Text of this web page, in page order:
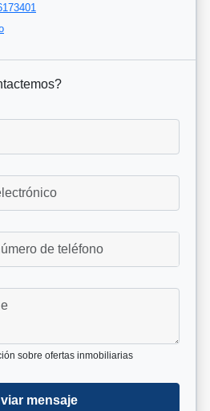
sobre ofertas inmobiliarias
mensaje